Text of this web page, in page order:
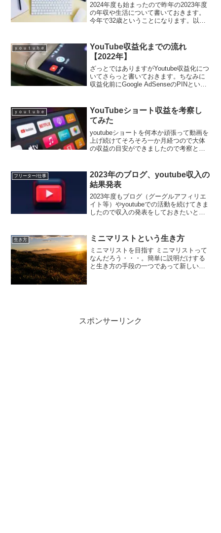
2024年度も始まったので昨年の2023年度
の年収や生活について書いておきます。
今年で32歳ということになります。以前
度は私にとってかなり大きな変化があり
ました...
ｙｏｕｔｕｂｅ
YouTube収益化までの流れ
【2022年】
ざっとではありますがYoutube収益化につ
いてさらっと書いておきます。ちなみに
収益化前にGoogle AdSenseのPINという
収益審査にどれくらいの日数掛...
ｙｏｕｔｕｂｅ
YouTubeショート収益を考察し
てみた
youtubeショートを何本か頑張って動画を
上げ続けてそろそろ一か月経つので大体
の収益の目安ができましたので考察と結
youtube収益私は最低出金額に達しており
ません。...
フリーター/仕事
2023年のブログ、youtube収入の
結果発表
2023年度もブログ（グーグルアフィリエ
イト等）やyoutubeでの活動を続けてきま
したので収入の発表をしておきたいと思
ん笑youtubeにて2023年度の最後の動画
も...
生き方 ミニマリストという生き方
ミニマリストを目指す ミニマリストって
なんだろう・・・。簡単に説明だけする
と生き方の手段の一つであって新しい生
スポンサーリンク